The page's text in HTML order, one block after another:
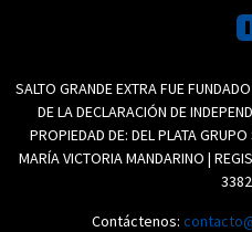
SALTO GRANDE EXTRA FUE
DE LA DECLARACIÓN DE
PROPIEDAD DE: DEL PLATA
MARÍA VICTORIA MANDARINO |
Contáctenos: